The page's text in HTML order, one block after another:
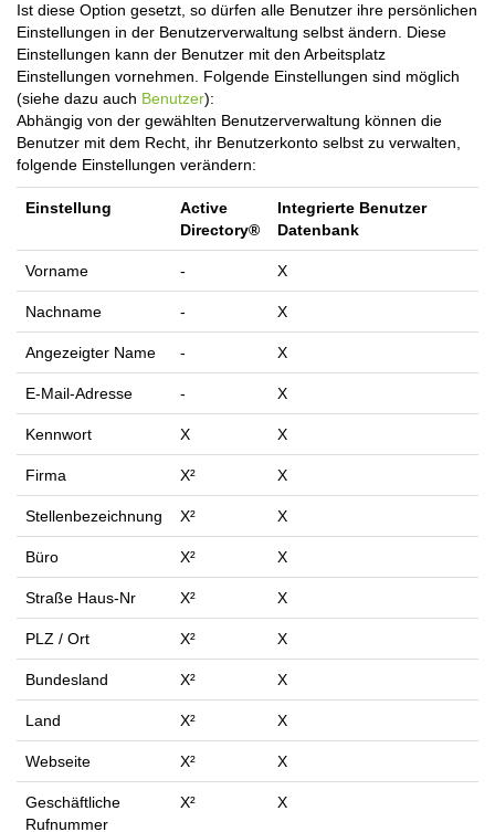
Ist diese Option gesetzt, so dürfen alle Benutzer ihre persönlichen
Einstellungen in der Benutzerverwaltung selbst ändern. Diese
Einstellungen kann der Benutzer mit den Arbeitsplatz
Einstellungen vornehmen. Folgende Einstellungen sind möglich
(siehe dazu auch Benutzer):
Abhängig von der gewählten Benutzerverwaltung können die
Benutzer mit dem Recht, ihr Benutzerkonto selbst zu verwalten,
folgende Einstellungen verändern:
Einstellung
Active
Directory®
Integrierte Benutzer
Datenbank
Vorname - X
Nachname - X
Angezeigter Name - X
E-Mail-Adresse - X
Kennwort X X
Firma X² X
Stellenbezeichnung X² X
Büro X² X
Straße Haus-Nr X² X
PLZ / Ort X² X
Bundesland X² X
Land X² X
Webseite X² X
Geschäftliche
Rufnummer
X² X